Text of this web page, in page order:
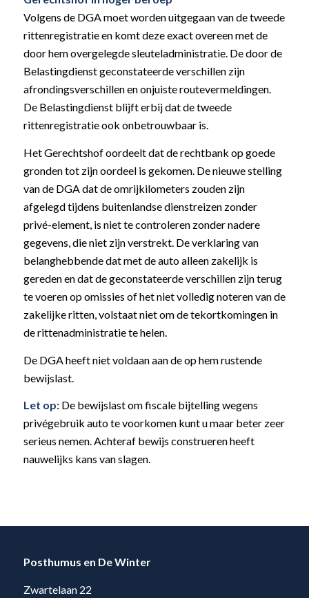
Volgens de DGA moet worden uitgegaan van de tweede
rittenregistratie en komt deze exact overeen met de
door hem overgelegde sleuteladministratie. De door de
Belastingdienst geconstateerde verschillen zijn
afrondingsverschillen en onjuiste routevermeldingen.
De Belastingdienst blijft erbij dat de tweede
rittenregistratie ook onbetrouwbaar is.
Het Gerechtshof oordeelt dat de rechtbank op goede
gronden tot zijn oordeel is gekomen. De nieuwe stelling
van de DGA dat de omrijkilometers zouden zijn
afgelegd tijdens buitenlandse dienstreizen zonder
privé-element, is niet te controleren zonder nadere
gegevens, die niet zijn verstrekt. De verklaring van
belanghebbende dat met de auto alleen zakelijk is
gereden en dat de geconstateerde verschillen zijn terug
te voeren op omissies of het niet volledig noteren van de
zakelijke ritten, volstaat niet om de tekortkomingen in
de rittenadministratie te helen.
De DGA heeft niet voldaan aan de op hem rustende
bewijslast.
Let op:De bewijslast om fiscale bijtelling wegens
privégebruik auto te voorkomen kunt u maar beter zeer
serieus nemen. Achteraf bewijs construeren heeft
nauwelijks kans van slagen.
Posthumus en De Winter
Zwartelaan 22